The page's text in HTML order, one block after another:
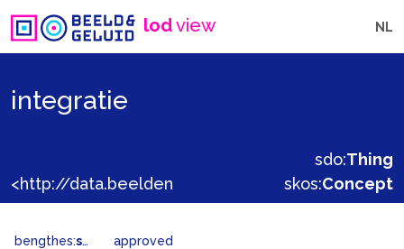
lodview NL
integratie
sdo:Thing
skos:Concept
bengthes:status approved